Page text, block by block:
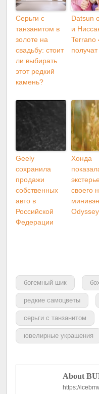
Серьги с
танзанитом в
золоте на
свадьбу: стоит
ли выбирать
этот редкий
камень?
Datsun
и
Terrano
Geely
сохранила
продажи
собственных
авто в
Российской
Федерации
Хонда
своего
Odyssey
богемный шик
редкие самоцветы
серьги с танзанитом
ювелирные украшения
About
https://